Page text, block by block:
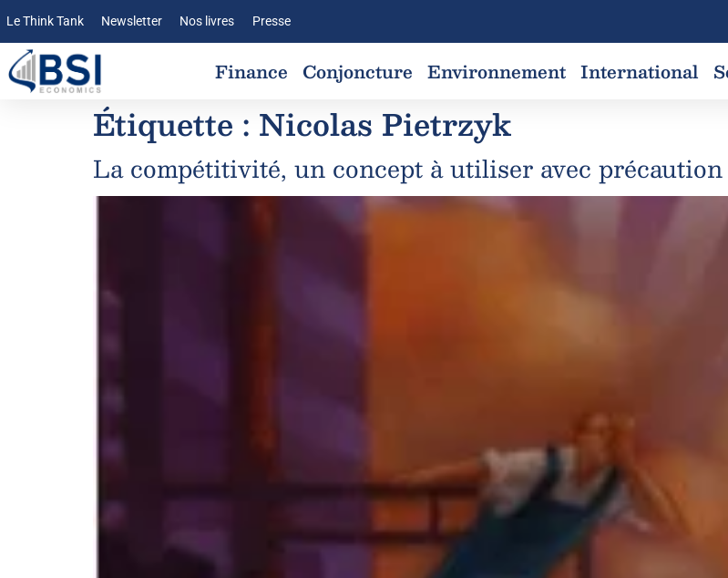
Le Think Tank Newsletter Nos livres Presse
Finance Conjoncture Environnement International
Étiquette : Nicolas Pietrzyk
La compétitivité, un concept à utiliser avec précaution